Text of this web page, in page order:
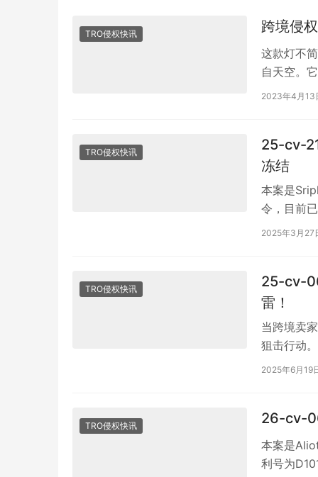
TRO侵权快讯 跨境侵
这款灯不
自天空。
可以使用
2023年4月13
TRO侵权快讯
25-cv-
冻结
本案是
令，目前
Solutions
2025年3月27
TRO侵权快讯
25-cv-
雷！
当跨境卖
狙击行动
是带有圣
2025年6月19
TRO侵权快讯 26-cv-
本案是
利号为